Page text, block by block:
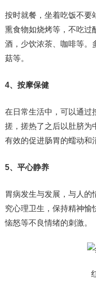
按时就餐，坐着吃饭不要
熏食物如烧烤等，不吃过
酒，少饮浓茶、咖啡等。
菇等。
4、按摩保健
在日常生活中，可以通过
搓，搓热了之后以肚脐为
有效的促进肠胃的蠕动和
5、平心静养
胃病发生与发展，与人的
究心理卫生，保持精神愉
恼怒等不良情绪的刺激。